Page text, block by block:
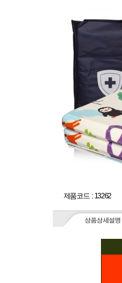
제품코드 : 13262